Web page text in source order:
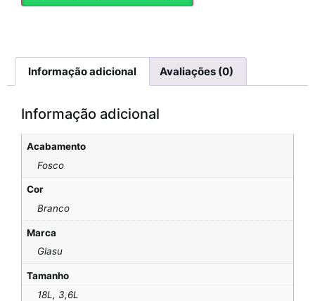
Informação adicional Avaliações (0)
Informação adicional
Acabamento
Fosco
Cor
Branco
Marca
Glasu
Tamanho
18L, 3,6L